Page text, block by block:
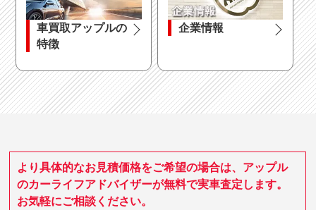
車買取アップルの
特徴
企業情報
より具体的なお見積価格をご希望の場合は、アップル
のカーライフアドバイザーが無料で実車査定します。
お気軽にご相談ください。